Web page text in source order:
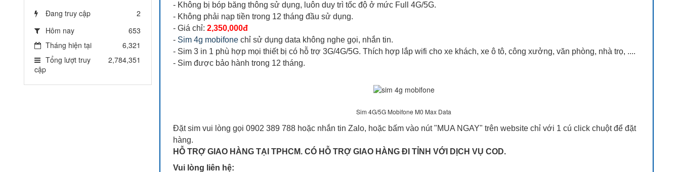
- Không bị bóp băng thông sử dụng, luôn duy trì tốc độ ở mức Full 4G/5G.
- Không phải nạp tiền trong 12 tháng đầu sử dụng.
- Giá chỉ: 2,350,000đ
- Sim 4g mobifonechỉ sử dụng data không nghe gọi, nhắn tin.
- Sim 3 in 1 phù hợp mọi thiết bị có hỗ trợ 3G/4G/5G. Thích hợp lắp wifi cho xe khách, xe ô tô, công xưởng, văn phòng, nhà trọ, ....
- Sim được bảo hành trong 12 tháng.
Sim 4G/5G Mobifone M0 Max Data
Đặt sim vui lòng gọi 0902 389 788 hoặc nhắn tin Zalo, hoặc bấm vào nút "MUA NGAY" trên website chỉ với 1 cú click chuột để đặt
hàng.
HỖ TRỢ GIAO HÀNG TẠI TPHCM. CÓ HỖ TRỢ GIAO HÀNG ĐI TỈNH VỚI DỊCH VỤ COD.
Vui lòng liên hệ:
Đang truy cập
2
Hôm nay
653
Tháng hiện tại
6,321
Tổng lượt truy
cập
2,784,351